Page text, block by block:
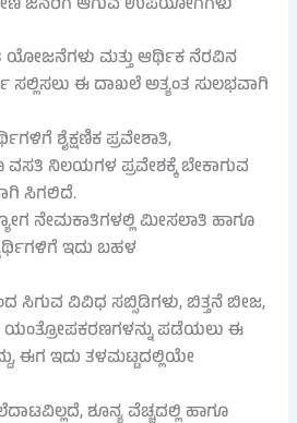
ಜನರಿಗೆ ಆಗುವ ಉಪಯೋಗಗಳು
ಮತ್ತು ಆರ್ಥಿಕ ನೆರವಿನ
ಈ ದಾಖಲೆ ಅತ್ಯಂತ ಸುಲಭವಾಗಿ
ಶೈಕ್ಷಣಿಕ ಪ್ರವೇಶಾತಿ,
ವಸತಿ ನಿಲಯಗಳ ಪ್ರವೇಶಕ್ಕೆ ಬೇಕಾಗುವ
ಸಿಗಲಿದೆ.
ನೇಮಕಾತಿಗಳಲ್ಲಿ ಮೀಸಲಾತಿ ಹಾಗೂ
ಇದು ಬಹಳ
ಸಿಗುವ ವಿವಿಧ ಸಬ್ಸಿಡಿಗಳು, ಬಿತ್ತನೆ ಬೀಜ,
ಯಂತ್ರೋಪಕರಣಗಳನ್ನು ಪಡೆಯಲು ಈ
ಈಗ ಇದು ತಳಮಟ್ಟದಲ್ಲಿಯೇ
ಶೂನ್ಯ ವೆಚ್ಚದಲ್ಲಿ ಹಾಗೂ